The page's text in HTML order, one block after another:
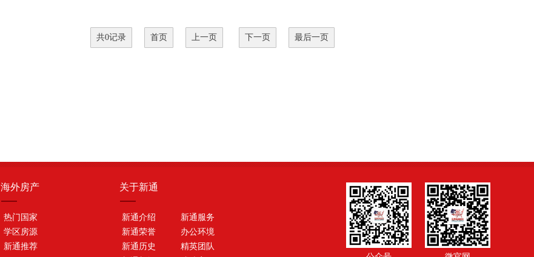
共0记录 首页 上一页 下一页 最后一页
海外房产
热门国家
学区房源
新通推荐
关于新通
新通介绍
新通服务
新通荣誉
办公环境
新通历史
精英团队